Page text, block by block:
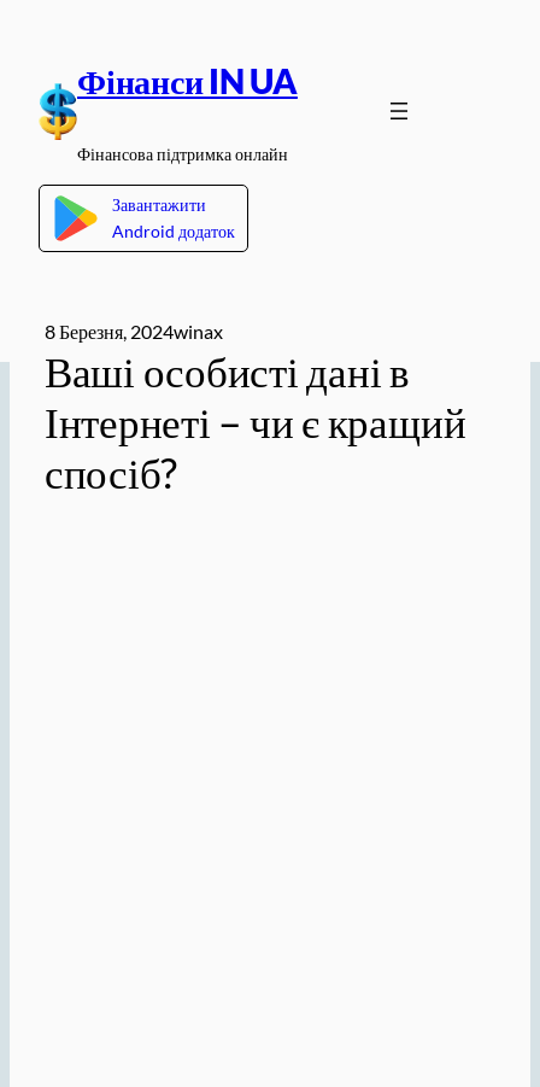
вмісту
Фінанси IN UA
Фінансова підтримка онлайн
Завантажити
Android додаток
8 Березня, 2024winax
Ваші особисті дані в
Інтернеті – чи є кращий
спосіб?